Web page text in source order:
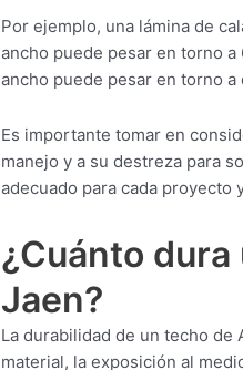
Por ejemplo, una lámina de
ancho puede pesar en torno
ancho puede pesar en torno
Es importante tomar en
manejo y a su destreza para
adecuado para cada proyecto
¿Cuánto
Jaen?
La durabilidad de un techo de
material, la exposición al